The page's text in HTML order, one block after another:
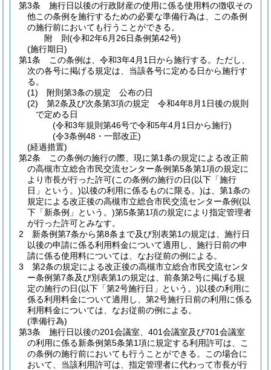
第3条
施行日以後の行政財産の使用に係る使用料の徴収その
他この条例を施行するための必要な準備行為は、この条例
の施行前においても行うことができる。
附 則(令和2年6月26日条例第42号)
(施行期日)
第1条
この条例は、令和3年4月1日から施行する。 ただし、
次の各号に掲げる規定は、当該各号に定める日から施行す
る。
(1)
附則第3条の規定 公布の日
(2)
第2条及び次条第3項の規定 令和4年8月1日後の規則
で定める日
(令和3年規則第46号で令和5年4月1日から施行)
(令3条例48・一部改正)
(経過措置)
第2条
この条例の施行の際、現に第1条の規定による改正前
の高槻市立総合市民交流センター条例第5条第1項の規定に
より市長が行った許可(この条例の施行の日(以下「施行
日」という。)以後の利用に係るものに限る。)は、第1条の
規定による改正後の高槻市立総合市民交流センター条例(以
下「新条例」という。)第5条第1項の規定により指定管理者
が行った許可とみなす。
2
新条例第7条から第8条まで及び別表第1の規定は、施行日
以後の申請に係る利用料金について適用し、施行日前の申
請に係る使用料については、なお従前の例による。
3
第2条の規定による改正後の高槻市立総合市民交流センタ
ー条例第7条及び別表第1の規定は、前条第2号に掲げる規
定の施行の日(以下「第2号施行日」という。)以後の利用に
係る利用料金について適用し、第2号施行日前の利用に係る
利用料金については、なお従前の例による。
(準備行為)
第3条
施行日以後の201会議室、401会議室及び701会議室
の利用に係る新条例第5条第1項に規定する利用許可は、こ
の条例の施行前においても行うことができる。
この場合に
おいて、当該利用許可は、指定管理者に代わって市長が行